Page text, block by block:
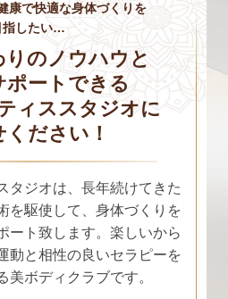
康で快適な身体づくりを
指したい…
りのノウハウと
ポートできる
ィススタジオに
ださい！
タジオは、長年続けてきた
を駆使して、身体づくりを
ート致します。楽しいから
動と相性の良いセラピーを
美ボディクラブです。